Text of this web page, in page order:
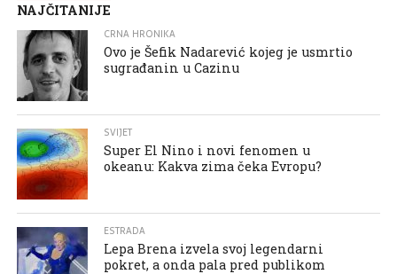
NAJČITANIJE
CRNA HRONIKA
Ovo je Šefik Nadarević kojeg je usmrtio
sugrađanin u Cazinu
SVIJET
Super El Nino i novi fenomen u
okeanu: Kakva zima čeka Evropu?
ESTRADA
Lepa Brena izvela svoj legendarni
pokret, a onda pala pred publikom